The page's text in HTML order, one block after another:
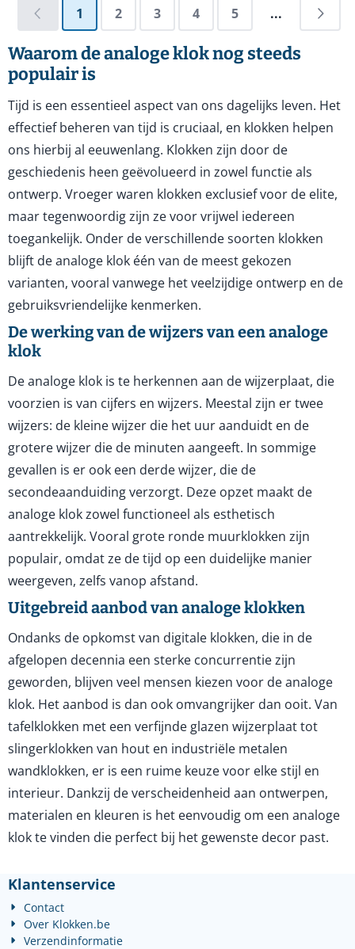
1 2 3 4 5 ...
Waarom de analoge klok nog steeds
populair is
Tijd is een essentieel aspect van ons dagelijks leven. Het
effectief beheren van tijd is cruciaal, en klokken helpen
ons hierbij al eeuwenlang. Klokken zijn door de
geschiedenis heen geëvolueerd in zowel functie als
ontwerp. Vroeger waren klokken exclusief voor de elite,
maar tegenwoordig zijn ze voor vrijwel iedereen
toegankelijk. Onder de verschillende soorten klokken
blijft de analoge klok één van de meest gekozen
varianten, vooral vanwege het veelzijdige ontwerp en de
gebruiksvriendelijke kenmerken.
De werking van de wijzers van een analoge
klok
De analoge klok is te herkennen aan de wijzerplaat, die
voorzien is van cijfers en wijzers. Meestal zijn er twee
wijzers: de kleine wijzer die het uur aanduidt en de
grotere wijzer die de minuten aangeeft. In sommige
gevallen is er ook een derde wijzer, die de
secondeaanduiding verzorgt. Deze opzet maakt de
analoge klok zowel functioneel als esthetisch
aantrekkelijk. Vooral grote ronde muurklokken zijn
populair, omdat ze de tijd op een duidelijke manier
weergeven, zelfs vanop afstand.
Uitgebreid aanbod van analoge klokken
Ondanks de opkomst van digitale klokken, die in de
afgelopen decennia een sterke concurrentie zijn
geworden, blijven veel mensen kiezen voor de analoge
klok. Het aanbod is dan ook omvangrijker dan ooit. Van
tafelklokken met een verfijnde glazen wijzerplaat tot
slingerklokken van hout en industriële metalen
wandklokken, er is een ruime keuze voor elke stijl en
interieur. Dankzij de verscheidenheid aan ontwerpen,
materialen en kleuren is het eenvoudig om een analoge
klok te vinden die perfect bij het gewenste decor past.
Klantenservice
Contact
Over Klokken.be
Verzendinformatie